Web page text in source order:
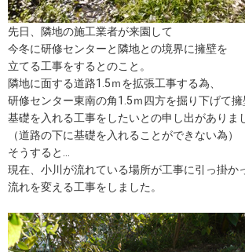
先日、隣地の施工業者が来園して
今冬に研修センターと隣地との境界に擁壁を
立てる工事をするとのこと。
隣地に面する道路1.5ｍを拡張工事する為、
研修センター東南の角1.5ｍ四方を掘り下げて擁
基礎を入れる工事をしたいとの申し出がありま
（道路の下に基礎を入れることができない為）
そうすると…
現在、小川が流れている場所が工事に引っ掛か
流れを変える工事をしました。